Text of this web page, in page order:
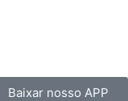
Baixar nosso APP